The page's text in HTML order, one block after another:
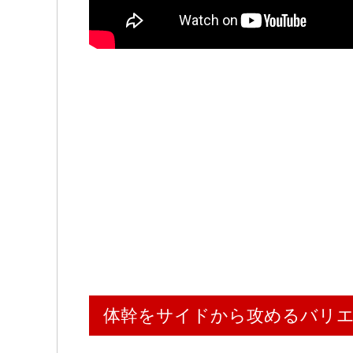
体幹をサイドから攻めるバリ